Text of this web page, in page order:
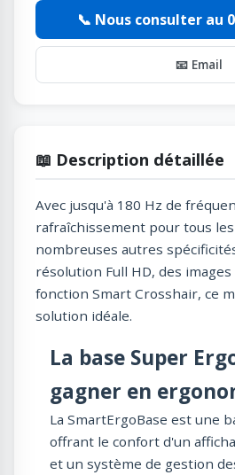
📞 Nous consulter au
📧 Email
📖 Description détaillée
Avec jusqu'à 180 Hz de
rafraîchissement pour tous
nombreuses autres
résolution Full HD, des
fonction Smart Crosshair, ce
solution idéale.
La base Super
gagner en
La SmartErgoBase est une
offrant le confort d'un
et un système de gestion